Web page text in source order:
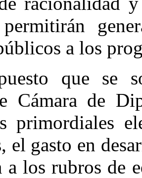
permitirán
a los
que se
Cámara de
primordiales
el gasto en
a los rubros de